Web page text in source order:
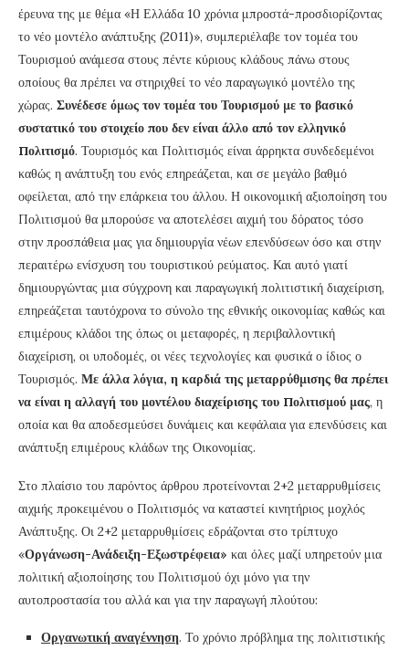
έρευνα της με θέμα «Η Ελλάδα 10 χρόνια μπροστά-προσδιορίζοντας
το νέο μοντέλο ανάπτυξης (2011)», συμπεριέλαβε τον τομέα του
Τουρισμού ανάμεσα στους πέντε κύριους κλάδους πάνω στους
οποίους θα πρέπει να στηριχθεί το νέο παραγωγικό μοντέλο της
χώρας. Συνέδεσε όμως τον τομέα του Τουρισμού με το βασικό
συστατικό του στοιχείο που δεν είναι άλλο από τον ελληνικό
Πολιτισμό. Τουρισμός και Πολιτισμός είναι άρρηκτα συνδεδεμένοι
καθώς η ανάπτυξη του ενός επηρεάζεται, και σε μεγάλο βαθμό
οφείλεται, από την επάρκεια του άλλου. Η οικονομική αξιοποίηση του
Πολιτισμού θα μπορούσε να αποτελέσει αιχμή του δόρατος τόσο
στην προσπάθεια μας για δημιουργία νέων επενδύσεων όσο και στην
περαιτέρω ενίσχυση του τουριστικού ρεύματος. Και αυτό γιατί
δημιουργώντας μια σύγχρονη και παραγωγική πολιτιστική διαχείριση,
επηρεάζεται ταυτόχρονα το σύνολο της εθνικής οικονομίας καθώς και
επιμέρους κλάδοι της όπως οι μεταφορές, η περιβαλλοντική
διαχείριση, οι υποδομές, οι νέες τεχνολογίες και φυσικά ο ίδιος ο
Τουρισμός. Με άλλα λόγια, η καρδιά της μεταρρύθμισης θα πρέπει
να είναι η αλλαγή του μοντέλου διαχείρισης του Πολιτισμού μας, η
οποία και θα αποδεσμεύσει δυνάμεις και κεφάλαια για επενδύσεις και
ανάπτυξη επιμέρους κλάδων της Οικονομίας.
Στο πλαίσιο του παρόντος άρθρου προτείνονται 2+2 μεταρρυθμίσεις
αιχμής προκειμένου ο Πολιτισμός να καταστεί κινητήριος μοχλός
Ανάπτυξης. Οι 2+2 μεταρρυθμίσεις εδράζονται στο τρίπτυχο
«Οργάνωση-Ανάδειξη-Εξωστρέφεια» και όλες μαζί υπηρετούν μια
πολιτική αξιοποίησης του Πολιτισμού όχι μόνο για την
αυτοπροστασία του αλλά και για την παραγωγή πλούτου:
Οργανωτική αναγέννηση. Το χρόνιο πρόβλημα της πολιτιστικής